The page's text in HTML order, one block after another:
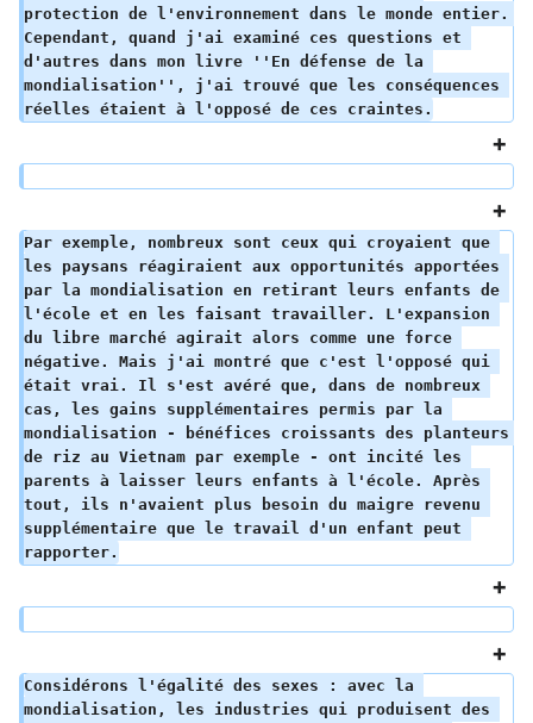
protection de l'environnement dans le monde entier.
Cependant, quand j'ai examiné ces questions et
d'autres dans mon livre ''En défense de la
mondialisation'', j'ai trouvé que les conséquences
réelles étaient à l'opposé de ces craintes.
Par exemple, nombreux sont ceux qui croyaient que
les paysans réagiraient aux opportunités apportées
par la mondialisation en retirant leurs enfants de
l'école et en les faisant travailler. L'expansion
du libre marché agirait alors comme une force
négative. Mais j'ai montré que c'est l'opposé qui
était vrai. Il s'est avéré que, dans de nombreux
cas, les gains supplémentaires permis par la
mondialisation - bénéfices croissants des planteurs
de riz au Vietnam par exemple - ont incité les
parents à laisser leurs enfants à l'école. Après
tout, ils n'avaient plus besoin du maigre revenu
supplémentaire que le travail d'un enfant peut
rapporter.
Considérons l'égalité des sexes : avec la
mondialisation, les industries qui produisent des